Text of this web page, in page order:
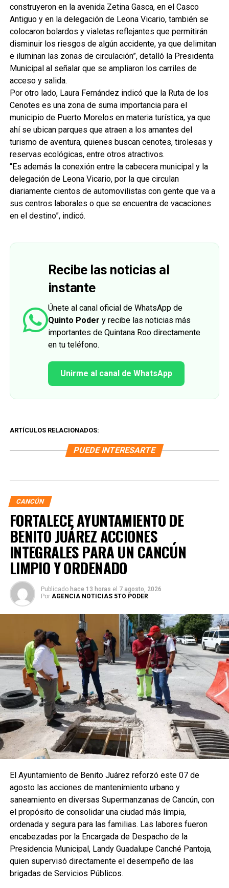
construyeron en la avenida Zetina Gasca, en el Casco
Antiguo y en la delegación de Leona Vicario, también se
colocaron bolardos y vialetas reflejantes que permitirán
disminuir los riesgos de algún accidente, ya que delimitan
e iluminan las zonas de circulación”, detalló la Presidenta
Municipal al señalar que se ampliaron los carriles de
acceso y salida.
Por otro lado, Laura Fernández indicó que la Ruta de los
Cenotes es una zona de suma importancia para el
municipio de Puerto Morelos en materia turística, ya que
ahí se ubican parques que atraen a los amantes del
turismo de aventura, quienes buscan cenotes, tirolesas y
reservas ecológicas, entre otros atractivos.
“Es además la conexión entre la cabecera municipal y la
delegación de Leona Vicario, por la que circulan
diariamente cientos de automovilistas con gente que va a
sus centros laborales o que se encuentra de vacaciones
en el destino”, indicó.
Recibe las noticias al
instante
Únete al canal oficial de WhatsApp de
Quinto Poder y recibe las noticias más
importantes de Quintana Roo directamente
en tu teléfono.
Unirme al canal de WhatsApp
ARTÍCULOS RELACIONADOS:
PUEDE INTERESARTE
CANCÚN
FORTALECE AYUNTAMIENTO DE
BENITO JUÁREZ ACCIONES
INTEGRALES PARA UN CANCÚN
LIMPIO Y ORDENADO
Publicado hace 13 horas el 7 agosto, 2026
Por AGENCIA NOTICIAS 5TO PODER
El Ayuntamiento de Benito Juárez reforzó este 07 de
agosto las acciones de mantenimiento urbano y
saneamiento en diversas Supermanzanas de Cancún, con
el propósito de consolidar una ciudad más limpia,
ordenada y segura para las familias. Las labores fueron
encabezadas por la Encargada de Despacho de la
Presidencia Municipal, Landy Guadalupe Canché Pantoja,
quien supervisó directamente el desempeño de las
brigadas de Servicios Públicos.